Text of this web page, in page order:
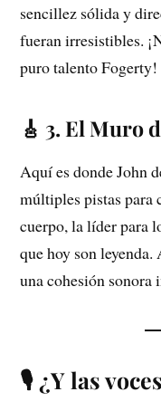
sencillez sólida y
fueran irresistibles.
puro talento Fogerty!
🎸 3. El Muro
Aquí es donde John
múltiples pistas para
cuerpo, la líder para
que hoy son
una cohesión sonora
🎙️ ¿Y las